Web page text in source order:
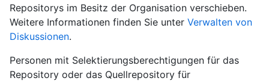
Repositorys im Besitz der Organisation verschieben.
Weitere Informationen finden Sie unter Verwalten von
Diskussionen.
Personen mit Selektierungsberechtigungen für das
Repository oder das Quellrepository für